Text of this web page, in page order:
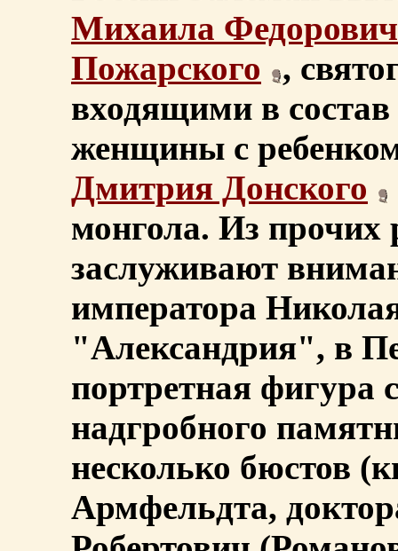
Михаила
Пожарского
,
входящими в
женщины с
Дмитрия Донского
монгола. Из прочих
заслуживают
императора
"Александрия", в
портретная фигура
надгробного
несколько бюстов
Армфельдта,